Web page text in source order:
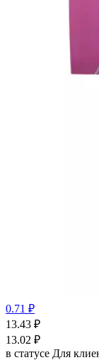
0.71 ₽
13.43 ₽
13.02 ₽
в статусе Для